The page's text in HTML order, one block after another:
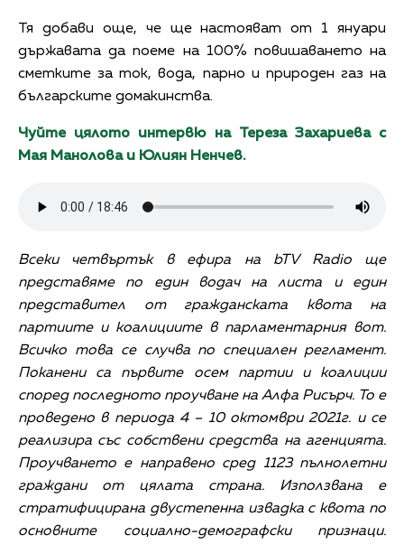
Тя добави още, че ще настояват от 1 януари
държавата да поеме на 100% повишаването на
сметките за ток, вода, парно и природен газ на
българските домакинства.
Чуйте цялото интервю на Тереза Захариева с
Мая Манолова и Юлиян Ненчев.
Всеки четвъртък в ефира на bTV Radio ще
представяме по един водач на листа и един
представител от гражданската квота на
партиите и коалициите в парламентарния вот.
Всичко това се случва по специален регламент.
Поканени са първите осем партии и коалиции
според последното проучване на Алфа Рисърч. То е
проведено в периода 4 – 10 октомври 2021г. и се
реализира със собствени средства на агенцията.
Проучването е направеносред 1123 пълнолетни
граждани от цялата страна. Използвана е
стратифицирана двустепенна извадка с квота по
основните социално-демографски признаци.